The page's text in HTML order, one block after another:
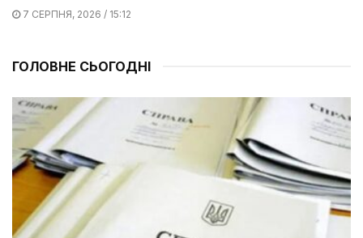
7 СЕРПНЯ, 2026 / 15:12
ГОЛОВНЕ СЬОГОДНІ